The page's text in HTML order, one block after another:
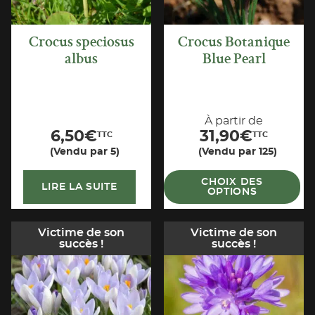
Crocus speciosus
albus
6,50€TTC
(Vendu par 5)
LIRE LA SUITE
Crocus Botanique
Blue Pearl
À partir de
31,90€TTC
(Vendu par 125)
CHOIX DES
OPTIONS
Victime de son
succès !
Victime de son
succès !